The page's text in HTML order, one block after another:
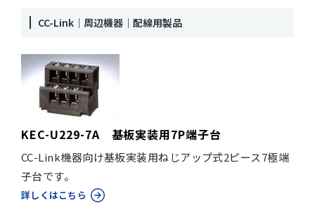
CC-Link｜周辺機器｜配線用製品
KEC-U229-7A 基板実装用7P端子台
CC-Link機器向け基板実装用ねじアップ式2ピース7極端
子台です。
詳しくはこちら